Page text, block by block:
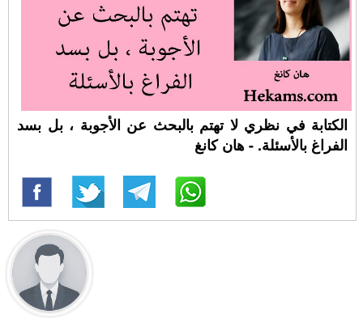
الكتابة في نظري لا تهتم بالبحث عن الأجوبة ، بل بسد
الفراغ بالأسئلة. - هان كانغ